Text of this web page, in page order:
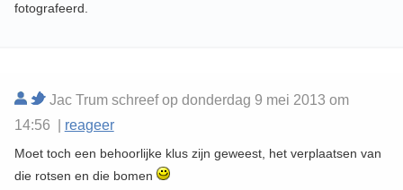
fotografeerd.
Jac Trum schreef op donderdag 9 mei 2013 om
14:56 | reageer
Moet toch een behoorlijke klus zijn geweest, het verplaatsen van
die rotsen en die bomen